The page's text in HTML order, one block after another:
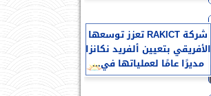
شركة RAKICT تعزز توسعها
الأفريقي بتعيين ألفريد نكانزا
مديرًا عامًا لعملياتها في...